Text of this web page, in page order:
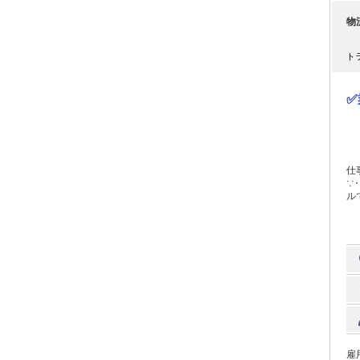
物
ト
∵‥ ✅中途入社50％以上、女性管理職も活躍中！ ✅チーム
ル
を
て
大
進
い
よ
雇